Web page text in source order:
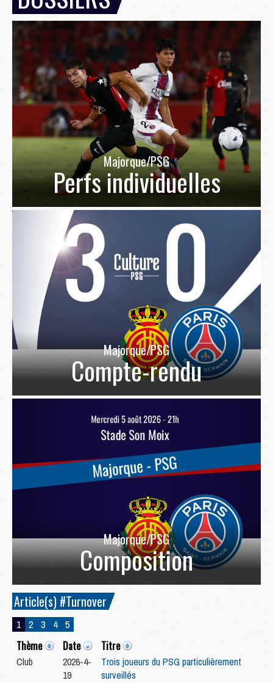
Majorque/PSG
Perfs individuelles
Majorque/PSG
Compte-rendu
Majorque/PSG
Composition
Article(s) #Turnover
1 2 3 4 5
Thème Date Titre
Club
2026-4-
19
Trois joueurs du PSG particulièrement
surveillés